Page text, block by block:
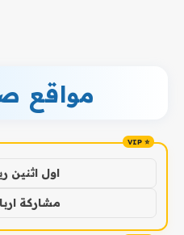
مواقع
اول اثنين
مشاركة